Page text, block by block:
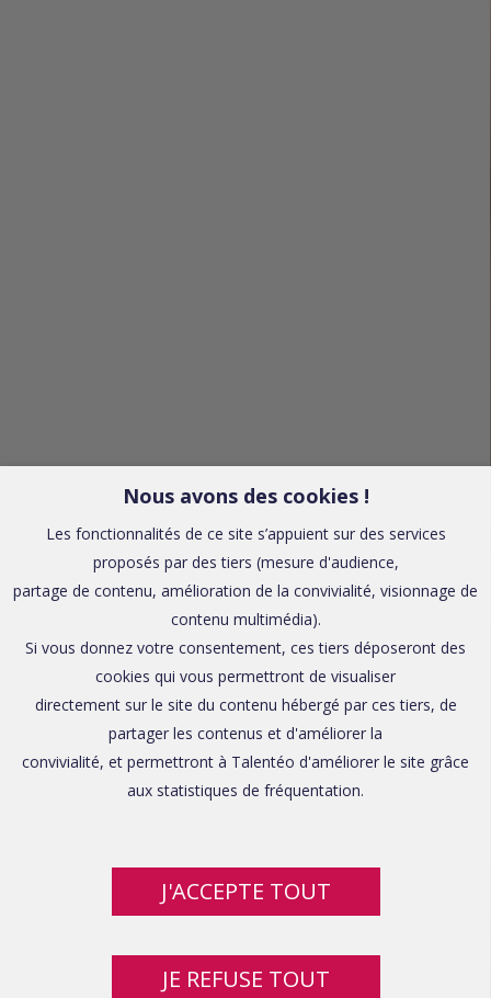
Nous avons des cookies !
Les fonctionnalités de ce site s’appuient sur des services
proposés par des tiers (mesure d'audience,
partage de contenu, amélioration de la convivialité, visionnage de
contenu multimédia).
Si vous donnez votre consentement, ces tiers déposeront des
cookies qui vous permettront de visualiser
directement sur le site du contenu hébergé par ces tiers, de
partager les contenus et d'améliorer la
convivialité, et permettront à Talentéo d'améliorer le site grâce
aux statistiques de fréquentation.
J'ACCEPTE TOUT
JE REFUSE TOUT